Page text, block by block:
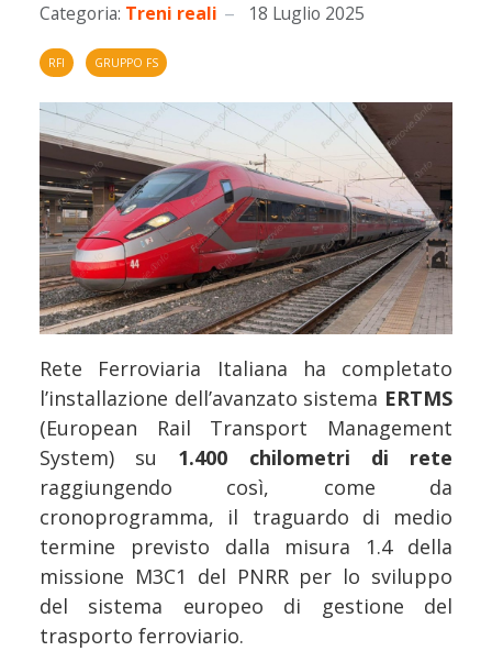
Categoria: Treni reali 18 Luglio 2025
RFI GRUPPO FS
Rete Ferroviaria Italiana ha completato
l’installazione dell’avanzato sistema ERTMS
(European Rail Transport Management
System) su 1.400 chilometri di rete
raggiungendo così, come da
cronoprogramma, il traguardo di medio
termine previsto dalla misura 1.4 della
missione M3C1 del PNRR per lo sviluppo
del sistema europeo di gestione del
trasporto ferroviario.